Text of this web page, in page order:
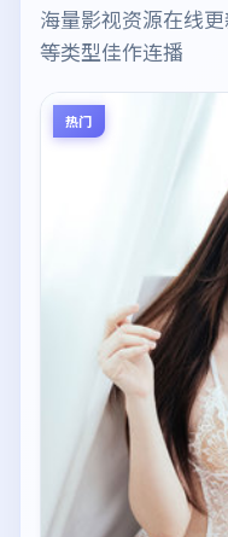
海量影视资源在线
等类型佳作连播
热门